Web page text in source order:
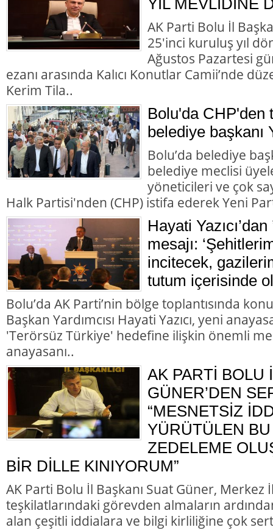
AK Parti Bolu İl
25'inci kuruluş yıl
Ağustos Pazartesi
ezanı arasında Kalıcı Konutlar Camii’nde
Kerim Tila..
Bolu'da CHP'den
belediye başkanı
Bolu’da belediye
belediye meclisi
yöneticileri ve çok
Halk Partisi'nden (CHP) istifa ederek Yeni
Hayati
mesajı:
incitecek,
tutum içerisinde
Bolu’da AK Parti’nin bölge toplantısında
Başkan Yardımcısı Hayati Yazıcı, yeni
'Terörsüz Türkiye' hedefine ilişkin önemli
anayasanı..
AK PARTİ BOLU
GÜNER’DEN
“MESNETSİZ
YÜRÜTÜLEN
ZEDELEME
BİR DİLLE KINIYORUM”
AK Parti Bolu İl Başkanı Suat Güner,
teşkilatlarındaki görevden almaların
alan çeşitli iddialara ve bilgi kirliliğine çok